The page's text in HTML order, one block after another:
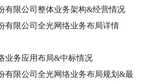
有限公司整体业务架构&经营情况
有限公司全光网络业务布局详情
业务应用布局&中标情况
有限公司全光网络业务布局规划&最